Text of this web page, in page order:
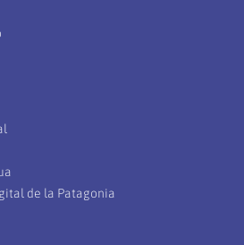
de la Patagonia